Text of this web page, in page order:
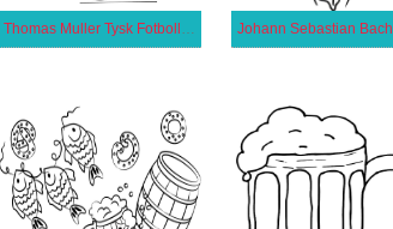
Johann Sebastian Bach